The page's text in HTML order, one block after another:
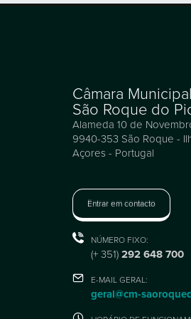
Câmara
São Roque do
Alameda 10 de
9940-353 São Roque -
Açores - Portugal
Entrar em contacto
NÚMERO FIXO:
(+ 351) 292 648 700
E-MAIL GERAL:
geral@cm-